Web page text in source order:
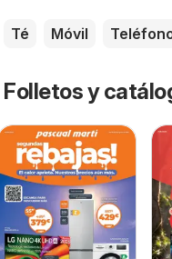
Té Móvil
Folletos y